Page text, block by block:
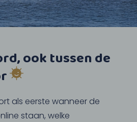
ook tussen de
als eerste wanneer de
staan, welke